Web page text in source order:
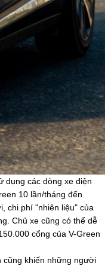
dụng các dòng xe điện
10 lần/tháng đến
chi phí "nhiên liệu" của
Chủ xe cũng có thể dễ
cổng của V-Green
cũng khiến những người